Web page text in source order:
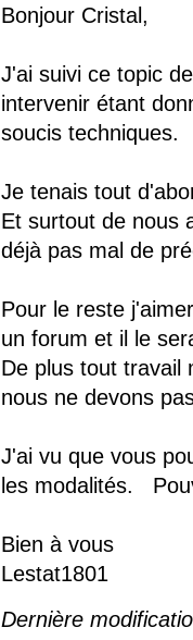
Bonjour Cristal,
J'ai suivi ce topic
intervenir étant
soucis techniques.
Je tenais tout
Et surtout de nous
déjà pas mal de
Pour le reste
un forum et il le
De plus tout travail
nous ne devons
J'ai vu que vous
les modalités.
Bien à vous
Lestat1801
Dernière